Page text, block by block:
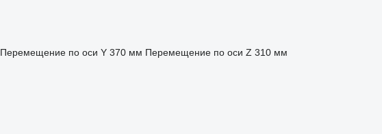
Перемещение по оси Y 370 мм Перемещение по оси Z 310 мм